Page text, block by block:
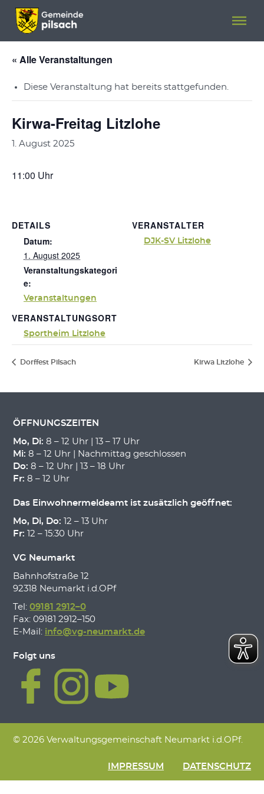
Menü überspringen
Menü überspringen
« Alle Veranstaltungen
Diese Veranstaltung hat bereits stattgefunden.
Kirwa-Freitag Litzlohe
1. August 2025
11:00 Uhr
DETAILS
Datum:
1. August 2025
Veranstaltungskategori
e:
Veranstaltungen
VERANSTALTUNGSORT
Sportheim Litzlohe
VERANSTALTER
DJK-SV Litzlohe
Dorffest Pilsach Kirwa Litzlohe
ÖFFNUNGSZEITEN
Mo, Di: 8 – 12 Uhr | 13 – 17 Uhr
Mi: 8 – 12 Uhr | Nachmittag geschlossen
Do: 8 – 12 Uhr | 13 – 18 Uhr
Fr: 8 – 12 Uhr
Das Einwohnermeldeamt ist zusätzlich geöffnet:
Mo, Di, Do: 12 – 13 Uhr
Fr: 12 – 15:30 Uhr
VG Neumarkt
Bahnhofstraße 12
92318 Neumarkt i.d.OPf
Tel: 09181 2912–0
Fax: 09181 2912–150
E-Mail: info@vg-neumarkt.de
Folgt uns
© 2026 Verwaltungsgemeinschaft Neumarkt i.d.OPf.
IMPRESSUM DATENSCHUTZ